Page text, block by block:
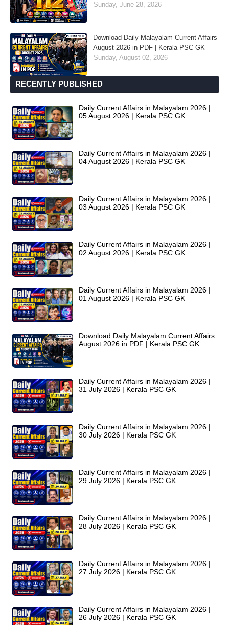
Sunday, June 28, 2026
Download Daily Malayalam Current Affairs
August 2026 in PDF | Kerala PSC GK
Sunday, August 02, 2026
RECENTLY PUBLISHED
Daily Current Affairs in Malayalam 2026 |
05 August 2026 | Kerala PSC GK
Daily Current Affairs in Malayalam 2026 |
04 August 2026 | Kerala PSC GK
Daily Current Affairs in Malayalam 2026 |
03 August 2026 | Kerala PSC GK
Daily Current Affairs in Malayalam 2026 |
02 August 2026 | Kerala PSC GK
Daily Current Affairs in Malayalam 2026 |
01 August 2026 | Kerala PSC GK
Download Daily Malayalam Current Affairs
August 2026 in PDF | Kerala PSC GK
Daily Current Affairs in Malayalam 2026 |
31 July 2026 | Kerala PSC GK
Daily Current Affairs in Malayalam 2026 |
30 July 2026 | Kerala PSC GK
Daily Current Affairs in Malayalam 2026 |
29 July 2026 | Kerala PSC GK
Daily Current Affairs in Malayalam 2026 |
28 July 2026 | Kerala PSC GK
Daily Current Affairs in Malayalam 2026 |
27 July 2026 | Kerala PSC GK
Daily Current Affairs in Malayalam 2026 |
26 July 2026 | Kerala PSC GK